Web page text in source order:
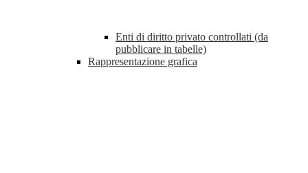
Enti di diritto privato controllati (da
pubblicare in tabelle)
Rappresentazione grafica